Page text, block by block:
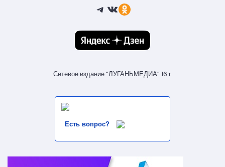
Telegram
ВКонтакте
Ссылка
Сетевое издание “ЛУГАНЬМЕДИА” 16+
Есть вопрос?